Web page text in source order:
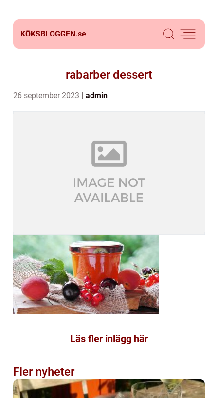
KÖKSBLOGGEN.se
rabarber dessert
26 september 2023 admin
Läs fler inlägg här
Fler nyheter